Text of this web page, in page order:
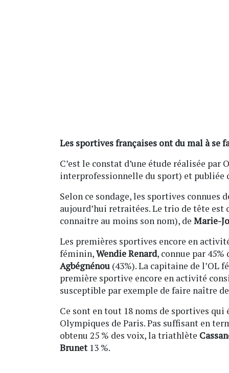
Les sportives françaises ont du mal à se
C’est le constat d’une étude réalisée
interprofessionnelle du sport) et publiée
Selon ce sondage, les sportives connues
aujourd’hui retraitées. Le trio de tête est
connaitre au moins son nom), de Marie-
Les premières sportives encore en
féminin,Wendie Renard, connue par
Agbégnénou (43%). La capitaine de l’OL
première sportive encore en activité
susceptible par exemple de faire naître
Ce sont en tout 18 noms de sportives
Olympiques de Paris. Pas suffisant en
obtenu 25 % des voix, la triathlète
Brunet13 %.